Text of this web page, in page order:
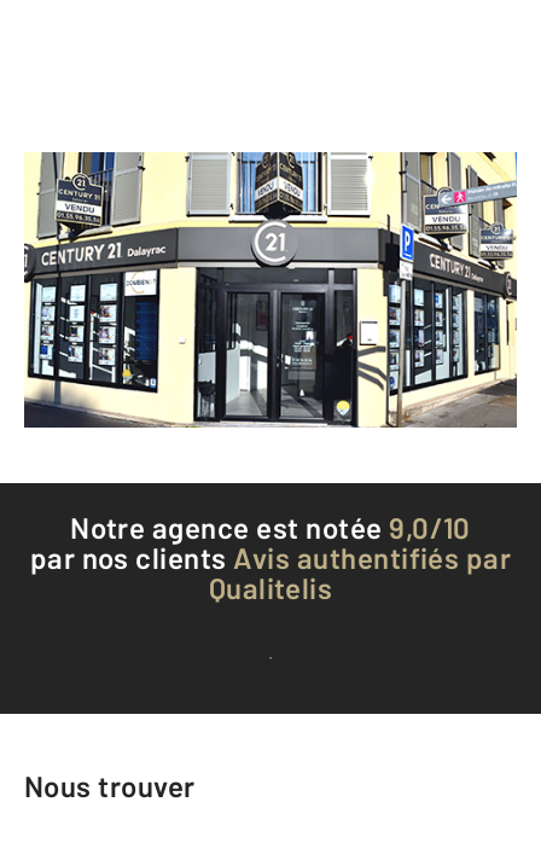
CENTURY 21 Dalayrac
110 rue Dalayrac
FONTENAY SOUS BOIS - 94120
Envoyer un message
Téléphoner à l'agence
Notre agence est notée 9,0/10
par nos clients Avis authentifiés par
Qualitelis
Voir tous les avis clients
Nous trouver